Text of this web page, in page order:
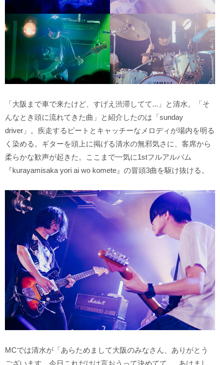
「大阪まで車で来たけど、すげえ渋滞してて...」と清水。「そ
んなとき頭に流れてきた曲」と紹介したのは「sunday
driver」。疾走するビートとキャッチーなメロディが場内を明る
く染める。ギターを頭上に掲げる清水の無邪気さに、客席から
柔らかな歓声が起きた。ここまで一気に1stフルアルバム
『kurayamisaka yori ai wo komete』の冒頭3曲を駆け抜ける。
MCでは清水が「あらためまして大阪のみなさん、ありがとう
ございます。今日これだけは言おうって決めてて......あけまし